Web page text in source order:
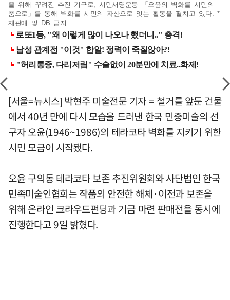
을 위해 꾸려진 추진 기구로, 시민서명운동 「오윤의 벽화를 시민의
품으로」를 통해 벽화를 시민의 자산으로 잇는 활동을 펼치고 있다. *
재판매 및 DB 금지
[서울=뉴시스] 박현주 미술전문 기자 = 철거를 앞둔 건물
에서 40년 만에 다시 모습을 드러낸 한국 민중미술의 선
구자 오윤(1946~1986)의 테라코타 벽화를 지키기 위한
시민 모금이 시작됐다.
오윤 구의동 테라코타 보존 추진위원회와 사단법인 한국
민족미술인협회는 작품의 안전한 해체·이전과 보존을
위해 온라인 크라우드펀딩과 기금 마련 판매전을 동시에
진행한다고 9일 밝혔다.